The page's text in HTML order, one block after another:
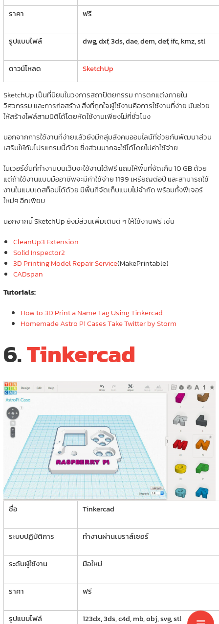
ราคา ฟรี
รูปแบบไฟล์ dwg, dxf, 3ds, dae, dem, def, ifc, kmz, stl
ดาวน์โหลด SketchUp
SketchUp เป็นที่นิยมในวงการสถาปัตยกรรม การตกแต่งภายใน
วิศวกรรม และการก่อสร้าง สิ่งที่ถูกใจผู้ใช้งานคือการใช้งานที่ง่าย มันช่วย
ให้สร้างไฟล์สามมิติได้โดยหัดใช้งานเพียงไม่กี่ชั่วโมง
นอกจากการใช้งานที่ง่ายแล้วยังมีกลุ่มสังคมออนไลน์ที่ช่วยกันพัฒนาส่วน
เสริมให้กับโปรแกรมนี้ด้วย ซึ่งส่วนมากจะใช้ได้โดยไม่ค่าใช้จ่าย
ในเวอร์ชั่นที่ทำงานบนเว็บจะใช้งานได้ฟรี แถมให้พื้นที่จัดเก็บ 10 GB ด้วย
แต่ถ้าใช้งานแบบมืออาชีพจะมีค่าใช้จ่าย 1199 เหรียญต่อปี และสามารถใช้
งานในแบบเดสท็อปได้ด้วย มีพื้นที่จัดเก็บแบบไม่จำกัด พร้อมทั้งฟีเจอร์
ใหม่ๆ อีกเพียบ
นอกจากนี้ SketchUp ยังมีส่วนเพิ่มเติมดี ๆ ให้ใช้งานฟรี เช่น
CleanUp3 Extension
Solid Inspector2
3D Printing Model Repair Service(MakePrintable)
CADspan
Tutorials:
How to 3D Print a Name Tag Using Tinkercad
Homemade Astro Pi Cases Take Twitter by Storm
6.Tinkercad
ชื่อ Tinkercad
ระบบปฏิบัติการ ทำงานผ่านเบราส์เซอร์
ระดับผู้ใช้งาน มือใหม่
ราคา ฟรี
รูปแบบไฟล์ 123dx, 3ds, c4d, mb, obj, svg, stl